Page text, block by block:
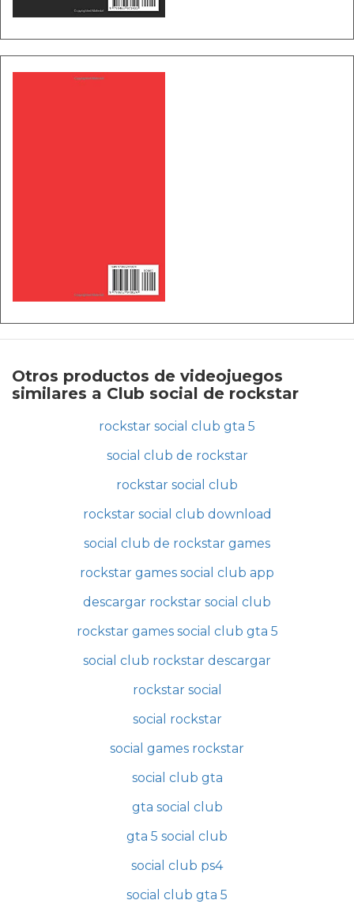
Otros productos de videojuegos
similares a Club social de rockstar
rockstar social club gta 5
social club de rockstar
rockstar social club
rockstar social club download
social club de rockstar games
rockstar games social club app
descargar rockstar social club
rockstar games social club gta 5
social club rockstar descargar
rockstar social
social rockstar
social games rockstar
social club gta
gta social club
gta 5 social club
social club ps4
social club gta 5